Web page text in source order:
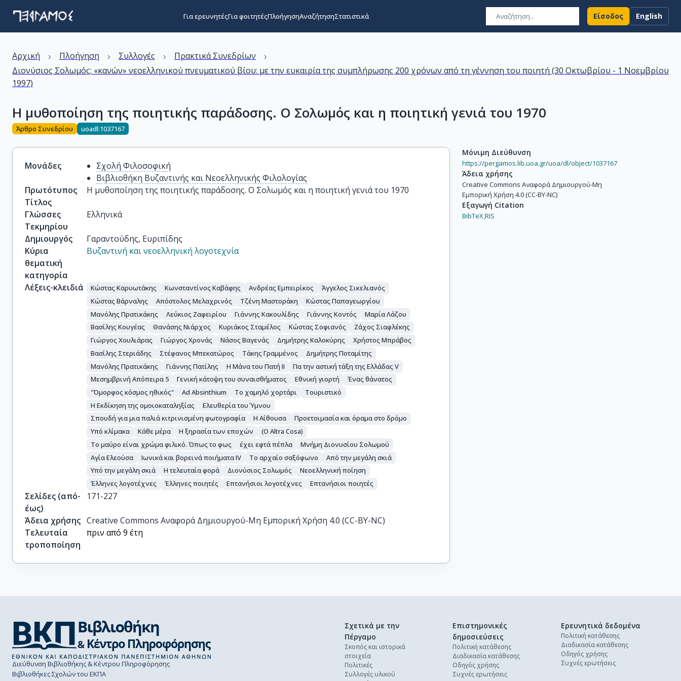
Για ερευνητέςΓια φοιτητέςΠλοήγησηΑναζήτησηΣτατιστικά Είσοδος English
Αρχική › Πλοήγηση › Συλλογές › Πρακτικά Συνεδρίων ›
Διονύσιος Σολωμός: «κανών» νεοελληνικού πνευματικού βίου: με την ευκαιρία της συμπλήρωσης 200 χρόνων από τη γέννηση του ποιητή (30 Οκτωβρίου - 1 Νοεμβρίου
1997)
Η μυθοποίηση της ποιητικής παράδοσης. Ο Σολωμός και η ποιητική γενιά του 1970
Άρθρο Συνεδρίου uoadl:1037167
Μονάδες
Σχολή Φιλοσοφική
Βιβλιοθήκη Βυζαντινής και Νεοελληνικής Φιλολογίας
Πρωτότυπος
Τίτλος
Η μυθοποίηση της ποιητικής παράδοσης. Ο Σολωμός και η ποιητική γενιά του 1970
Γλώσσες
Τεκμηρίου
Ελληνικά
Δημιουργός
Γαραντούδης, Ευριπίδης
Κύρια
θεματική
κατηγορία
Βυζαντινή και νεοελληνική λογοτεχνία
Λέξεις-κλειδιά Κώστας Καρυωτάκης Κωνσταντίνος Καβάφης Ανδρέας Εμπειρίκος
Άγγελος Σικελιανός
Κώστας Βάρναλης
Απόστολος Μελαχρινός Τζένη Μαστοράκη
Κώστας Παπαγεωργίου
Μανόλης Πρατικάκης
Λεύκιος Ζαφειρίου Γιάννης Κακουλίδης Γιάννης Κοντός
Μαρία Λάζου
Βασίλης Κουγέας
Θανάσης Νιάρχος Κυριάκος Σταμέλος Κώστας Σοφιανός
Ζάχος Σιαφλέκης
Γιώργος Χουλιάρας
Γιώργος Χρονάς Νάσος Βαγενάς Δημήτρης Καλοκύρης
Χρήστος Μπράβος
Βασίλης Στεριάδης
Στέφανος Μπεκατώρος Τάκης Γραμμένος
Δημήτρης Ποταμίτης
Μανόλης Πρατικάκης
Γιάννης Πατίλης Η Μάνα του Πατή ΙΙ
ΓΙα την αστική τάξη της Ελλάδας V
Μεσημβρινή Απόπειρα 5
Γενική κάτοψη του συναισθήματος Εθνική γιορτή
Ένας θάνατος
"Όμορφος κόσμος ηθικός"
Ad Absinthium Το χαμηλό χορτάρι
Τουριστικό
Η Εκδίκηση της ομοιοκαταληξίας
Ελευθερία του Ύμνου
Σπουδή για μια παλιά κιτρινισμένη φωτογραφία
Η Αίθουσα
Προετοιμασία και όραμα στο δρόμο
Υπό κλίμακα
Κάθε μέρα Η ξηρασία των εποχών
(Ο Altra Cosa)
Το μαύρο είναι χρώμα φιλικό. Όπως το φως
έχει εφτά πέπλα
Μνήμη Διονυσίου Σολωμού
Αγία Ελεούσα
Ιωνικά και βορεινά ποιήματα IV Το αρχαίο σαξόφωνο
Από την μεγάλη σκιά
Υπό την μεγάλη σκιά
Η τελευταία φορά Διονύσιος Σολωμός
Νεοελληνική ποίηση
Έλληνες λογοτέχνες
Έλληνες ποιητές Επτανήσιοι λογοτέχνες Επτανήσιοι ποιητές
Σελίδες (από-
έως)
171-227
Άδεια χρήσης Creative Commons Αναφορά Δημιουργού-Μη Εμπορική Χρήση 4.0 (CC-BY-NC)
Τελευταία
τροποποίηση
πριν από 9 έτη
Μόνιμη Διεύθυνση
https://pergamos.lib.uoa.gr/uoa/dl/object/1037167
Άδεια χρήσης
Creative Commons Αναφορά Δημιουργού-Μη
Εμπορική Χρήση 4.0 (CC-BY-NC)
Εξαγωγή Citation
BibTeX,RIS
Διεύθυνση Βιβλιοθήκης & Κέντρου Πληροφόρησης
Βιβλιοθήκες Σχολών του ΕΚΠΑ
Σχετικά με την
Πέργαμο
Σκοπός και ιστορικά
στοιχεία
Πολιτικές
Συλλογές υλικού
Επιστημονικές
δημοσιεύσεις
Πολιτική κατάθεσης
Διαδικασία κατάθεσης
Οδηγός χρήσης
Συχνές ερωτήσεις
Ερευνητικά δεδομένα
Πολιτική κατάθεσης
Διαδικασία κατάθεσης
Οδηγός χρήσης
Συχνές ερωτήσεις